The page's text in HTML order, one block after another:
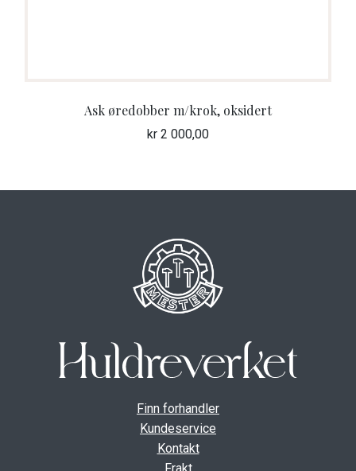
Ask øredobber m/krok, oksidert
kr 2 000,00
Finn forhandler
Kundeservice
Kontakt